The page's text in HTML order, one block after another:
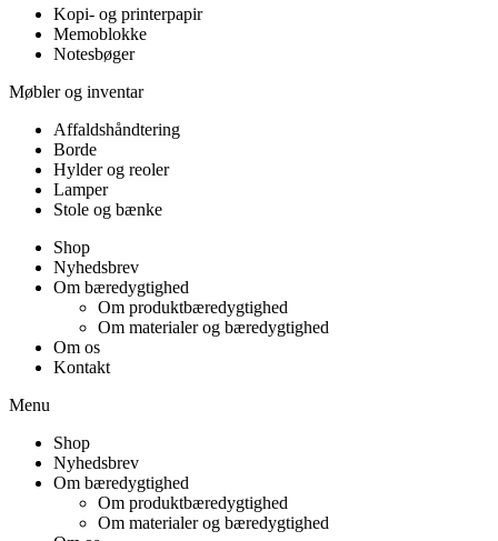
Kopi- og printerpapir
Memoblokke
Notesbøger
Møbler og inventar
Affaldshåndtering
Borde
Hylder og reoler
Lamper
Stole og bænke
Shop
Nyhedsbrev
Om bæredygtighed
Om produktbæredygtighed
Om materialer og bæredygtighed
Om os
Kontakt
Menu
Shop
Nyhedsbrev
Om bæredygtighed
Om produktbæredygtighed
Om materialer og bæredygtighed